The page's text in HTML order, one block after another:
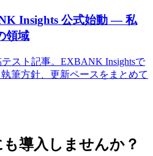
Insights 公式始動 — 私
領域
スト記事。EXBANK Insightsで
筆方針、更新ペースをまとめて
導入しませんか？